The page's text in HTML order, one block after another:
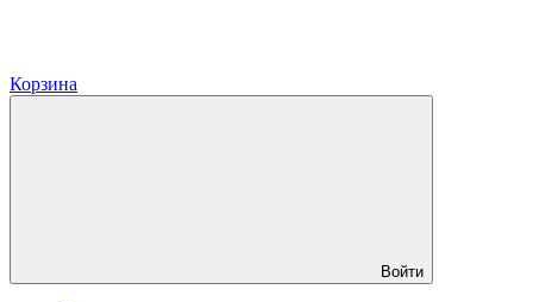
Корзина
Войти